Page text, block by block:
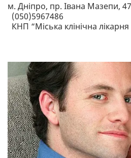
м. Дніпро, пр. Івана Мазепи, 47
(050)5967486
КНП “Міська клінічна